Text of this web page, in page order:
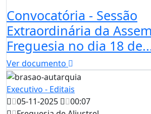
Convocatória - Sessão
Extraordinária da
Freguesia no dia 18
Ver documento
Executivo - Editais
05-11-2025
00:07